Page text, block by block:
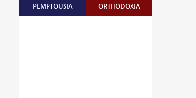
PEMPTOUSIA ORTHODOXIA